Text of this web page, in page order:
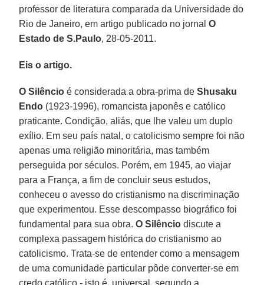
professor de literatura comparada da Universidade do
Rio de Janeiro, em artigo publicado no jornalO
Estado de S.Paulo, 28-05-2011.
Eis o artigo.
O Silêncioé considerada a obra-prima deShusaku
Endo (1923-1996), romancista japonês e católico
praticante. Condição, aliás, que lhe valeu um duplo
exílio. Em seu país natal, o catolicismo sempre foi não
apenas uma religião minoritária, mas também
perseguida por séculos. Porém, em 1945, ao viajar
para a França, a fim de concluir seus estudos,
conheceu o avesso do cristianismo na discriminação
que experimentou. Esse descompasso biográfico foi
fundamental para sua obra.O Silênciodiscute a
complexa passagem histórica do cristianismo ao
catolicismo. Trata-se de entender como a mensagem
de uma comunidade particular pôde converter-se em
credo católico - isto é, universal, segundo a